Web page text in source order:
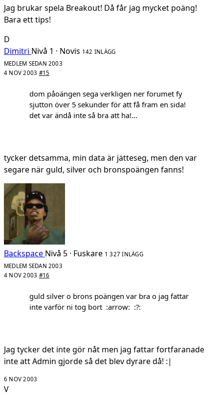
Jag brukar spela Breakout! Då får jag mycket poäng!
Bara ett tips!
D
Dimitri Nivå 1 · Novis 142 INLÄGG
MEDLEM SEDAN 2003
4 NOV 2003 #15
dom påoängen sega verkligen ner forumet fy
sjutton över 5 sekunder för att få fram en sida!
det var ändå inte så bra att ha!...
tycker detsamma, min data är jätteseg, men den var
segare när guld, silver och bronspoängen fanns!
Backspace Nivå 5 · Fuskare 1 327 INLÄGG
MEDLEM SEDAN 2003
4 NOV 2003 #16
guld silver o brons poängen var bra o jag fattar
inte varför ni tog bort :arrow: :?:
Jag tycker det inte gör nåt men jag fattar fortfaranade
inte att Admin gjorde så det blev dyrare då! :|
6 NOV 2003
V